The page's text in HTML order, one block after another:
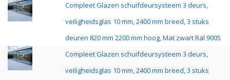
Compleet Glazen schuifdeursysteem 3 deurs,
veiligheidsglas 10 mm, 2400 mm breed, 3 stuks
deuren 820 mm 2200 mm hoog, Mat zwart Ral 9005
Compleet Glazen schuifdeursysteem 3 deurs,
veiligheidsglas 10 mm, 2400 mm breed, 3 stuks